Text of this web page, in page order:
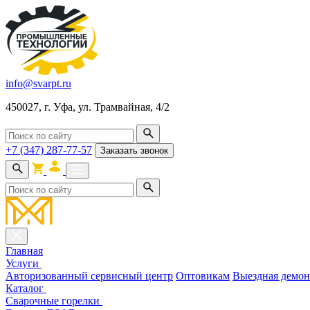
info@svarpt.ru
450027, г. Уфа, ул. Трамвайная, 4/2
+7 (347) 287-77-57 Заказать звонок
Главная
Услуги
Авторизованный сервисный центр Оптовикам Выездная
Каталог
Cварочные горелки